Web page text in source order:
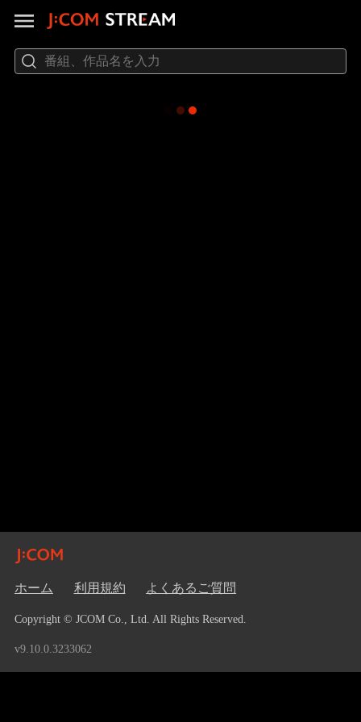
ホーム 利用規約 よくあるご質問
Copyright © JCOM Co., Ltd. All Rights Reserved.
v9.10.0.3233062